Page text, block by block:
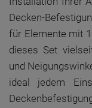
Decken-
für Elemente mit
dieses Set
und
ideal jedem